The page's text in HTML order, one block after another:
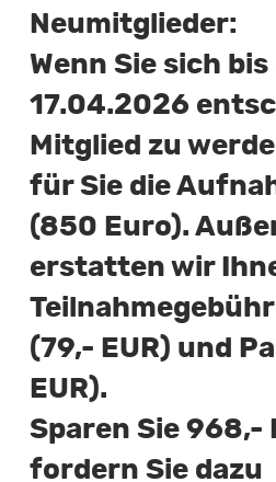
Neumitglieder:
Wenn Sie sich bis
17.04.2026
Mitglied zu
für Sie die
(850 Euro).
erstatten wir
(79,- EUR) und
EUR).
Sparen Sie 968,-
fordern Sie dazu